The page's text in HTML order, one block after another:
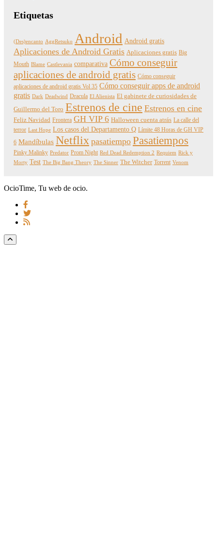
Etiquetas
(Des)encanto AggRetsuko Android Android gratis
Aplicaciones de Android Gratis Aplicaciones gratis Big
Mouth Blame Castlevania comparativa Cómo conseguir
aplicaciones de android gratis Cómo conseguir
aplicaciones de android gratis Vol 35 Cómo conseguir apps de android
gratis Dark Deadwind Dracula El Alienista El gabinete de curiosidades de
Guillermo del Toro Estrenos de cine Estrenos en cine
Feliz Navidad Frontera GH VIP 6 Halloween cuenta atrás La calle del
terror Last Hope Los casos del Departamento Q Límite 48 Horas de GH VIP
6 Mandíbulas Netflix pasatiempo Pasatiempos
Pinky Malinky Predator Prom Night Red Dead Redemption 2 Requiem Rick y
Morty Test The Big Bang Theory The Sinner The Witcher Torrent Venom
OcioTime, Tu web de ocio.